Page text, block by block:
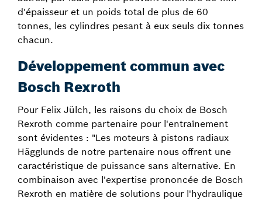
d'épaisseur et un poids total de plus de 60
tonnes, les cylindres pesant à eux seuls dix tonnes
chacun.
Développement commun avec
Bosch Rexroth
Pour Felix Jülch, les raisons du choix de Bosch
Rexroth comme partenaire pour l'entraînement
sont évidentes : "Les moteurs à pistons radiaux
Hägglunds de notre partenaire nous offrent une
caractéristique de puissance sans alternative. En
combinaison avec l'expertise prononcée de Bosch
Rexroth en matière de solutions pour l'hydraulique